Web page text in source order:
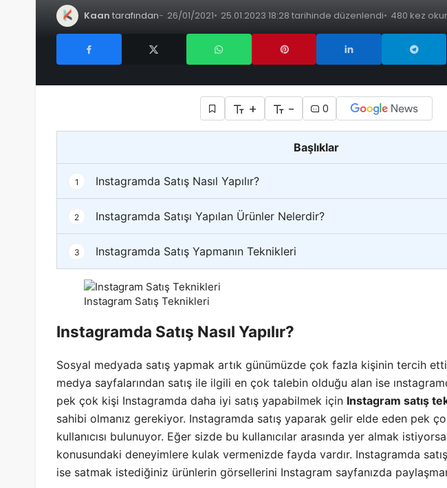
Kaan tarafından 26/01/2021 25.01.2023 18:28 tarihinde düzenlendi 480 kez
+ - 0
Başlıklar
1 Instagramda Satış Nasıl Yapılır?
2 Instagramda Satışı Yapılan Ürünler Nelerdir?
3 Instagramda Satış Yapmanın Teknikleri
Instagram Satış Teknikleri
Instagramda Satış Nasıl Yapılır?
Sosyal medyada satış yapmak artık günümüzde çok fazla kişinin tercih
medya sayfalarından satış ile ilgili en çok talebin olduğu alan ise
pek çok kişi Instagramda daha iyi satış yapabilmek için Instagram satış
sahibi olmanız gerekiyor. Instagramda satış yaparak gelir elde eden pek
kullanıcısı bulunuyor. Eğer sizde bu kullanıcılar arasında yer almak
konusundaki deneyimlere kulak vermenizde fayda vardır. Instagramda
ise satmak istediğiniz ürünlerin görsellerini Instagram sayfanızda